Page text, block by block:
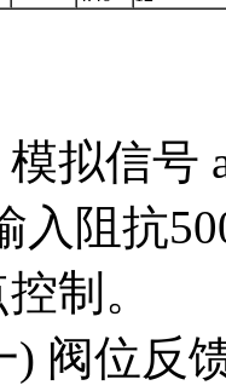
拟信号
入阻抗
制。
阀位反